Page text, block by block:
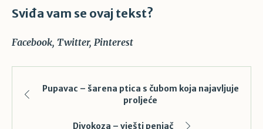
Sviđa vam se ovaj tekst?
Facebook Twitter Pinterest
Pupavac – šarena ptica s čubom koja najavljuje
proljeće
Divokoza – vješti penjač